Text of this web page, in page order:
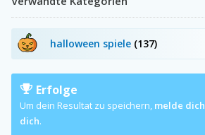
halloween spiele (137)
Erfolge
Um dein Resultat zu speichern, melde
dich.